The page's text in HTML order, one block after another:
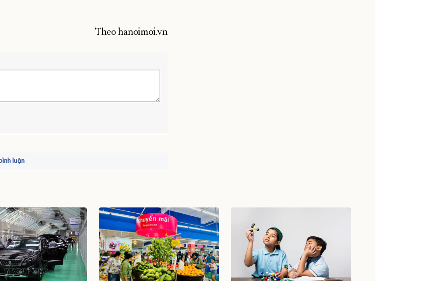
Theo hanoimoi.vn
luận